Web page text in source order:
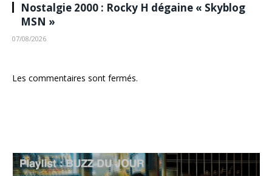
Nostalgie 2000 : Rocky H dégaine « Skyblog
MSN »
07/08/2026
Les commentaires sont fermés.